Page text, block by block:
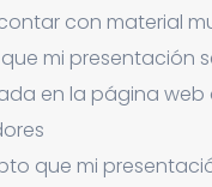
con material
mi presentación
en la página web
que mi